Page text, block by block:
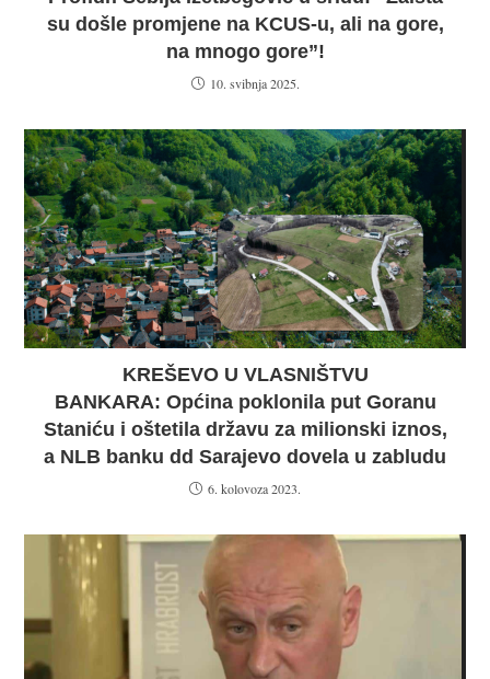
su došle promjene na KCUS-u, ali na gore,
na mnogo gore”!
10. svibnja 2025.
KREŠEVO U VLASNIŠTVU
BANKARA: Općina poklonila put Goranu
Staniću i oštetila državu za milionski iznos,
a NLB banku dd Sarajevo dovela u zabludu
6. kolovoza 2023.